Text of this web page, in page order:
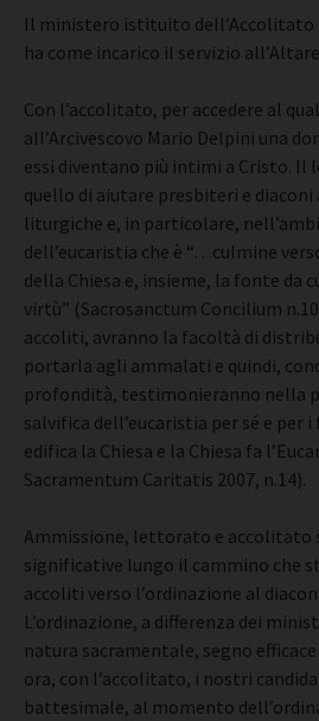
Il ministero istituito dell’Accolitato
ha come incarico il servizio
Con l’accolitato, per accedere al
all’Arcivescovo Mario Delpini una
essi diventano più intimi a Cristo. Il
quello di aiutare presbiteri e diaconi
liturgiche e, in particolare,
dell’eucaristia che è “…culmine
della Chiesa e, insieme, la fonte da
virtù” (Sacrosanctum Concilium
accoliti, avranno la facoltà di
portarla agli ammalati e quindi,
profondità, testimonieranno nella
salvifica dell’eucaristia per sé e per
edifica la Chiesa e la Chiesa fa
Sacramentum Caritatis 2007, n.14).
Ammissione, lettorato e accolitato
significative lungo il cammino che
accoliti verso l’ordinazione al
L’ordinazione, a differenza dei
natura sacramentale, segno
ora, con l’accolitato, i nostri
battesimale, al momento